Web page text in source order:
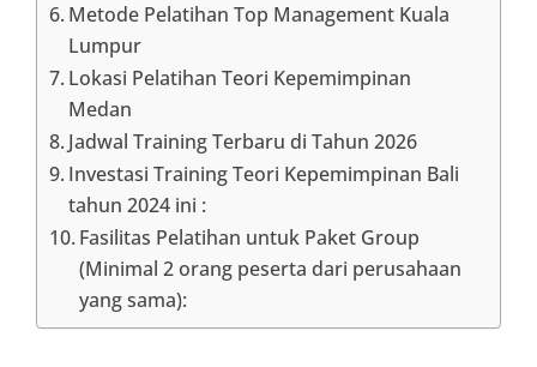
Metode Pelatihan Top Management Kuala
Lumpur
Lokasi Pelatihan Teori Kepemimpinan
Medan
Jadwal Training Terbaru di Tahun 2026
Investasi Training Teori Kepemimpinan Bali
tahun 2024 ini :
Fasilitas Pelatihan untuk Paket Group
(Minimal 2 orang peserta dari perusahaan
yang sama):